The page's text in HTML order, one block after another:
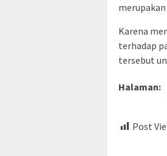
Karena
terhadap
tersebut
Halaman:
Post